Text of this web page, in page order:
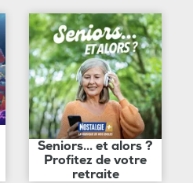
Seniors... et alors ?
Profitez de votre
retraite